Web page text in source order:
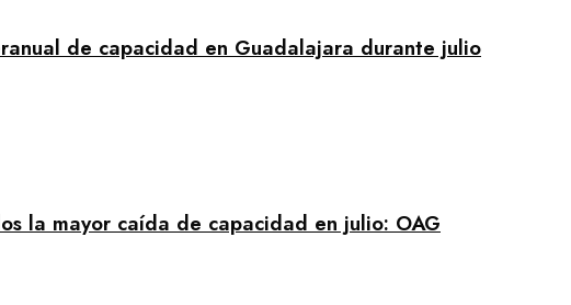
de capacidad en Guadalajara durante julio
la mayor caída de capacidad en julio: OAG